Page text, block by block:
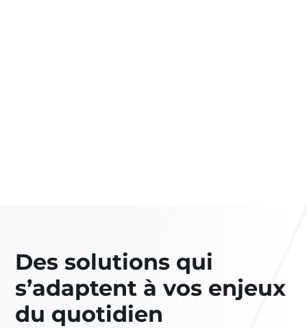
Des solutions qui
s’adaptent à vos enjeux
du quotidien